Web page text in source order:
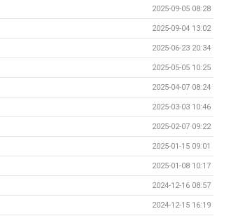
2025-09-05 08:28
2025-09-04 13:02
2025-06-23 20:34
2025-05-05 10:25
2025-04-07 08:24
2025-03-03 10:46
2025-02-07 09:22
2025-01-15 09:01
2025-01-08 10:17
2024-12-16 08:57
2024-12-15 16:19